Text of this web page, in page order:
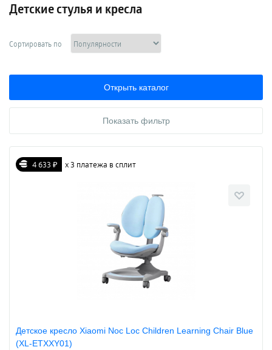
Детские стулья и кресла
Сортировать по
Открыть каталог
Показать фильтр
4 633 ₽ х 3 платежа в сплит
Детское кресло Xiaomi Noc Loc Children Learning Chair Blue
(XL-ETXXY01)